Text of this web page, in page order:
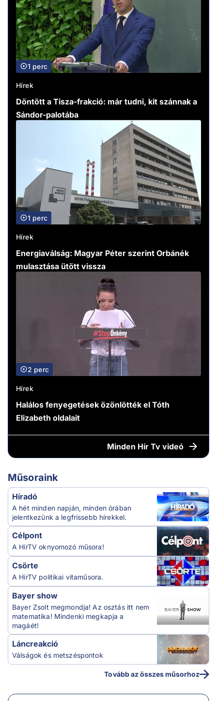
1 perc
Hírek
Döntött a Tisza-frakció: már tudni, kit szánnak a
Sándor-palotába
1 perc
Hírek
Energiaválság: Magyar Péter szerint Orbánék
mulasztása ütött vissza
2 perc
Hírek
Halálos fenyegetések özönlötték el Tóth
Elizabeth oldalait
Minden Hír Tv videó
Műsoraink
Híradó
A hét minden napján, minden órában
jelentkezünk a legfrissebb hírekkel.
Célpont
A HírTV oknyomozó műsora!
Csörte
A HírTV politikai vitaműsora.
Bayer show
Bayer Zsolt megmondja! Az osztás itt nem
matematika! Mindenki megkapja a
magáét!
Láncreakció
Válságok és metszéspontok
Tovább az összes műsorhoz